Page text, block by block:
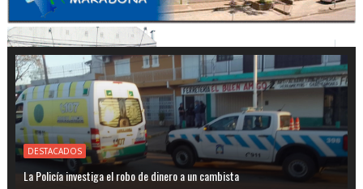
DESTACADOS
La Policía investiga el robo de dinero a un cambista